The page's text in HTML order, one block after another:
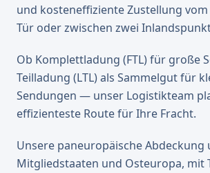
und kosteneffiziente Zustellung
Tür oder zwischen zwei
Ob Komplettladung (FTL) für große
Teilladung (LTL) als Sammelgut für
Sendungen — unser Logistikteam
effizienteste Route für Ihre Fracht.
Unsere paneuropäische Abdeckung
Mitgliedstaaten und Osteuropa, mit